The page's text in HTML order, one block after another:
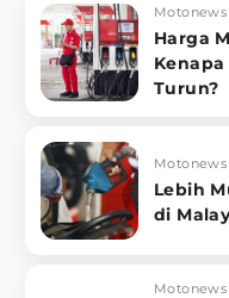
Motonews
Harga
Turun?
Motonews
Lebih
di
Motonews